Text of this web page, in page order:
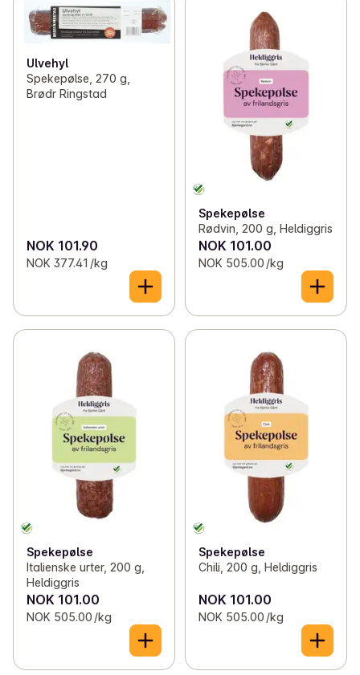
Ulvehyl
Spekepølse, 270 g,
Brødr Ringstad
NOK 101.90
NOK 377.41 /kg
Spekepølse
Rødvin, 200 g, Heldiggris
NOK 101.00
NOK 505.00 /kg
Spekepølse
Italienske urter, 200 g,
Heldiggris
NOK 101.00
NOK 505.00 /kg
Spekepølse
Chili, 200 g, Heldiggris
NOK 101.00
NOK 505.00 /kg